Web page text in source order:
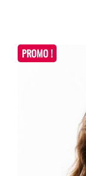
PROMO !